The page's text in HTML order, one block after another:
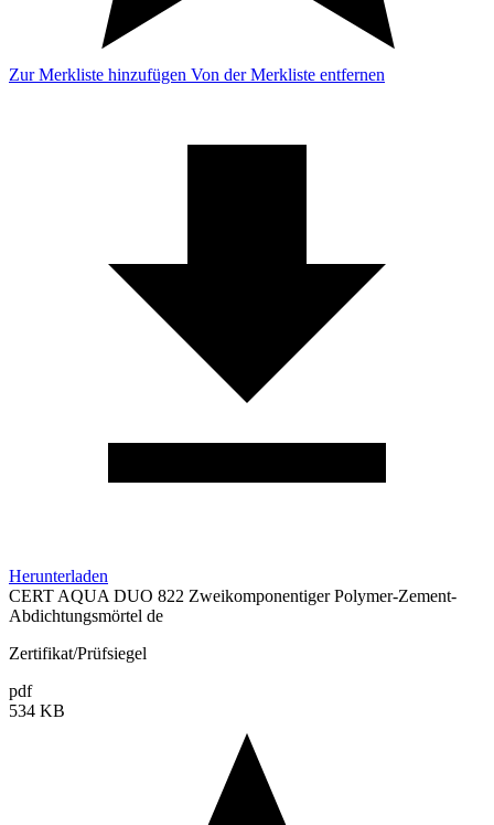
Zur Merkliste hinzufügen Von der Merkliste entfernen
Herunterladen
CERT AQUA DUO 822 Zweikomponentiger Polymer-Zement-
Abdichtungsmörtel de
Zertifikat/Prüfsiegel
pdf
534 KB